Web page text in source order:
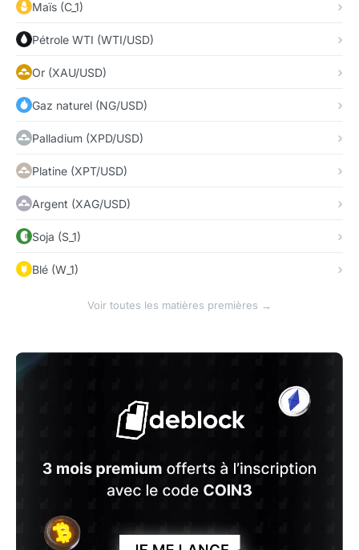
Maïs (C_1)
Pétrole WTI (WTI/USD)
Or (XAU/USD)
Gaz naturel (NG/USD)
Palladium (XPD/USD)
Platine (XPT/USD)
Argent (XAG/USD)
Soja (S_1)
Blé (W_1)
Voir toutes les matières premières →